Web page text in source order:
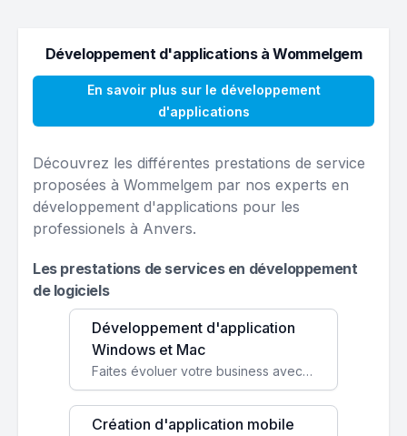
Développement d'applications à Wommelgem
En savoir plus sur le développement
d'applications
Découvrez les différentes prestations de service
proposées à Wommelgem par nos experts en
développement d'applications pour les
professionels à Anvers.
Les prestations de services en développement
de logiciels
Développement d'application
Windows et Mac
Faites évoluer votre business avec des solutions logicielles personnalisées, parfaitement adaptées à vos besoins spécifiques.
Création d'application mobile